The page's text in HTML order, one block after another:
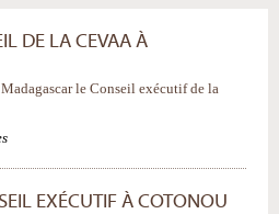
DE LA CEVAA À
le Conseil exécutif de la
EXÉCUTIF À COTONOU